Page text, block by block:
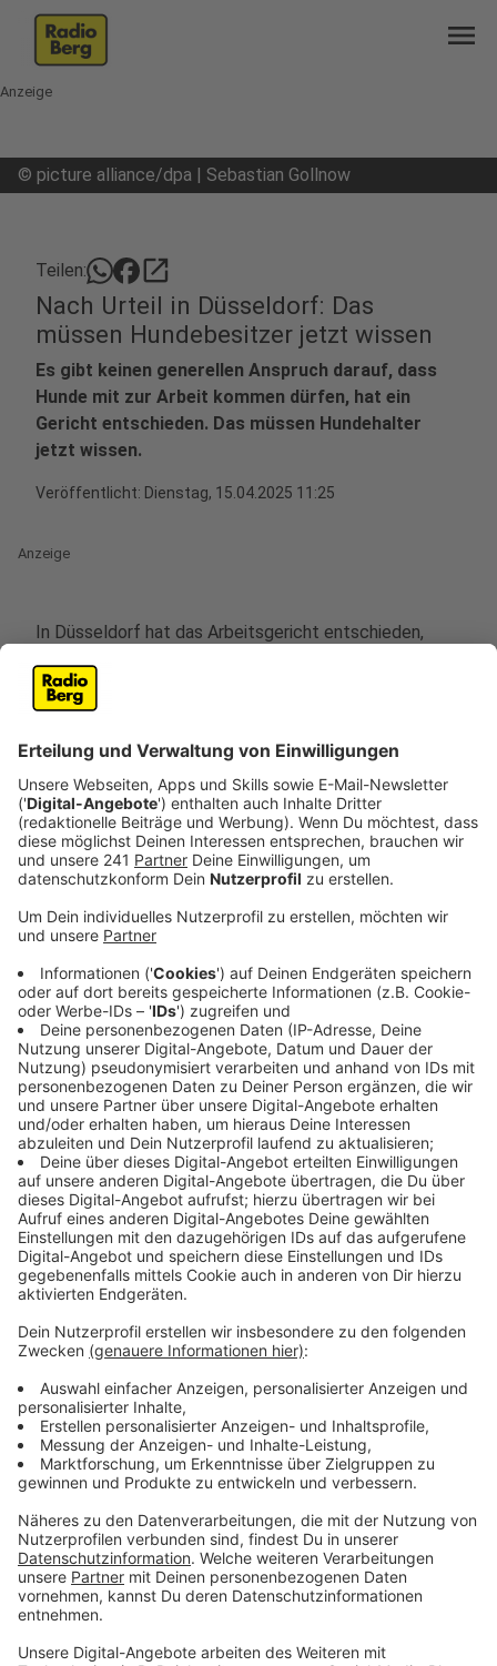
menu
Anzeige
© picture alliance/dpa | Sebastian Gollnow
Teilen: open_in_new
Nach Urteil in Düsseldorf: Das
müssen Hundebesitzer jetzt wissen
Es gibt keinen generellen Anspruch darauf, dass
Hunde mit zur Arbeit kommen dürfen, hat ein
Gericht entschieden. Das müssen Hundehalter
jetzt wissen.
Veröffentlicht: Dienstag, 15.04.2025 11:25
Anzeige
In Düsseldorf hat das Arbeitsgericht entschieden,
Arbeit in eine Spielhalle bringen darf. Der Arbeitgeber
hatte das Mitbringen des Tiers untersagt und bekam
nun vom Gericht Recht. Es ging konkret um eine Frau,
die ihren Hund regelmäßig mit zur Arbeit brachte. Als
der neue Betreiber der Spielhalle dies untersagte,
klagte sie und verlor. Das Gericht stellte klar: Es gebe
keinen generellen Anspruch darauf, Hunde am
Arbeitsplatz zu halten, auch nicht bei vorheriger
Anzeige
Laut Gericht muss ein Arbeitgeber stets abwägen:
Interessen des Unternehmens, Schutz der Kunden und
Mitarbeiter stehen im Vordergrund. In einer Spielhalle
sei der Hund insbesondere aus Hygiene- und
Sicherheitsgründen nicht zumutbar. Das gilt auch dann,
wenn der Hund laut Halterin brav und stubenrein sei.
Die Richter in Düsseldorf betonten, dass selbst ein
lange praktiziertes Mitbringen des Hundes kein
dauerhaftes Recht begründe. Arbeitgeber dürfen dies
aus betrieblichen Gründen jederzeit widerrufen, wenn
sachliche Gründe vorliegen – etwa neue
Sicherheitsrichtlinien, wie sie in diesem Fall offenbar
eingeführt wurden.
Anzeige
Was Hundebesitzer jetzt tun können, um sich
abzusichern
Anzeige
Das Urteil betrifft zwar konkret den Arbeitsplatz
Spielhalle, hat aber Signalwirkung für viele andere